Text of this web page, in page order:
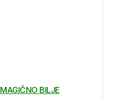
MAGIČNO BILJE